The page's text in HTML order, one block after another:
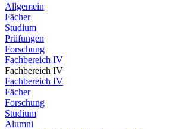
Allgemein
Fächer
Studium
Prüfungen
Forschung
Fachbereich IV
Fachbereich IV
Fachbereich IV
Fächer
Forschung
Studium
Alumni